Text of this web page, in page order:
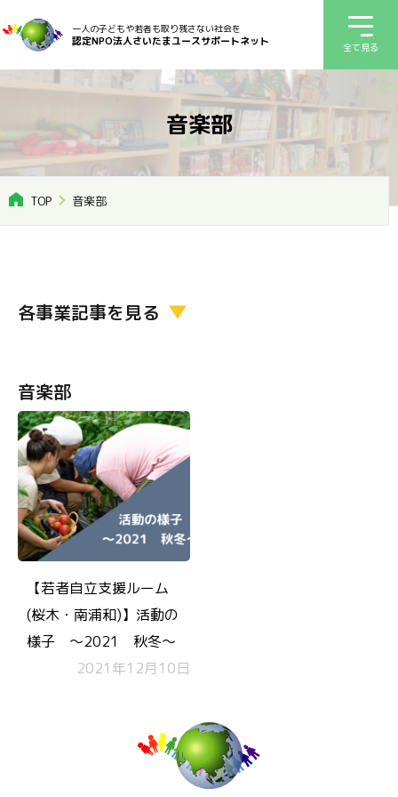
一人の子どもや若者も取り残さない社会を
認定NPO法人さいたまユースサポートネット 全て見る
音楽部
TOP 音楽部
各事業記事を見る
音楽部
【若者自立支援ルーム
(桜木・南浦和)】活動の
様子 ～2021 秋冬～
2021年12月10日